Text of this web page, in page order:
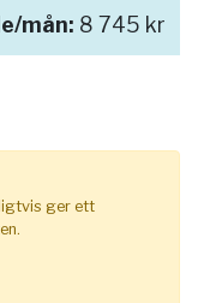
mån: 8 745 kr
ger ett